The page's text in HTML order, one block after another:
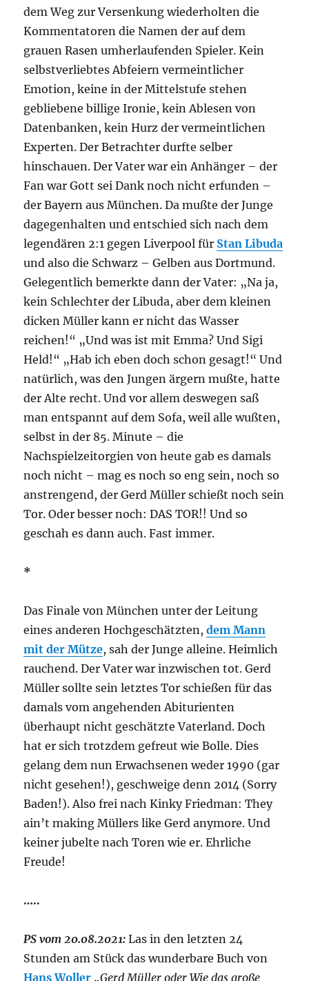
dem Weg zur Versenkung wiederholten die
Kommentatoren die Namen der auf dem
grauen Rasen umherlaufenden Spieler. Kein
selbstverliebtes Abfeiern vermeintlicher
Emotion, keine in der Mittelstufe stehen
gebliebene billige Ironie, kein Ablesen von
Datenbanken, kein Hurz der vermeintlichen
Experten. Der Betrachter durfte selber
hinschauen. Der Vater war ein Anhänger – der
Fan war Gott sei Dank noch nicht erfunden –
der Bayern aus München. Da mußte der Junge
dagegenhalten und entschied sich nach dem
legendären 2:1 gegen Liverpool für Stan Libuda
und also die Schwarz – Gelben aus Dortmund.
Gelegentlich bemerkte dann der Vater: „Na ja,
kein Schlechter der Libuda, aber dem kleinen
dicken Müller kann er nicht das Wasser
reichen!“ „Und was ist mit Emma? Und Sigi
Held!“ „Hab ich eben doch schon gesagt!“ Und
natürlich, was den Jungen ärgern mußte, hatte
der Alte recht. Und vor allem deswegen saß
man entspannt auf dem Sofa, weil alle wußten,
selbst in der 85. Minute – die
Nachspielzeitorgien von heute gab es damals
noch nicht – mag es noch so eng sein, noch so
anstrengend, der Gerd Müller schießt noch sein
Tor. Oder besser noch: DAS TOR!! Und so
geschah es dann auch. Fast immer.
*
Das Finale von München unter der Leitung
eines anderen Hochgeschätzten,dem Mann
mit der Mütze, sah der Junge alleine. Heimlich
rauchend. Der Vater war inzwischen tot. Gerd
Müller sollte sein letztes Tor schießen für das
damals vom angehenden Abiturienten
überhaupt nicht geschätzte Vaterland. Doch
hat er sich trotzdem gefreut wie Bolle. Dies
gelang dem nun Erwachsenen weder 1990 (gar
nicht gesehen!), geschweige denn 2014 (Sorry
Baden!). Also frei nach Kinky Friedman: They
ain’t making Müllers like Gerd anymore. Und
keiner jubelte nach Toren wie er. Ehrliche
Freude!
…..
PS vom 20.08.2021: Las in den letzten 24
Stunden am Stück das wunderbare Buch von
Hans Woller „Gerd Müller oder Wie das große